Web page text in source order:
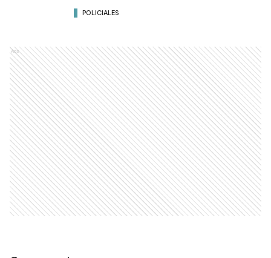
POLICIALES
Ads